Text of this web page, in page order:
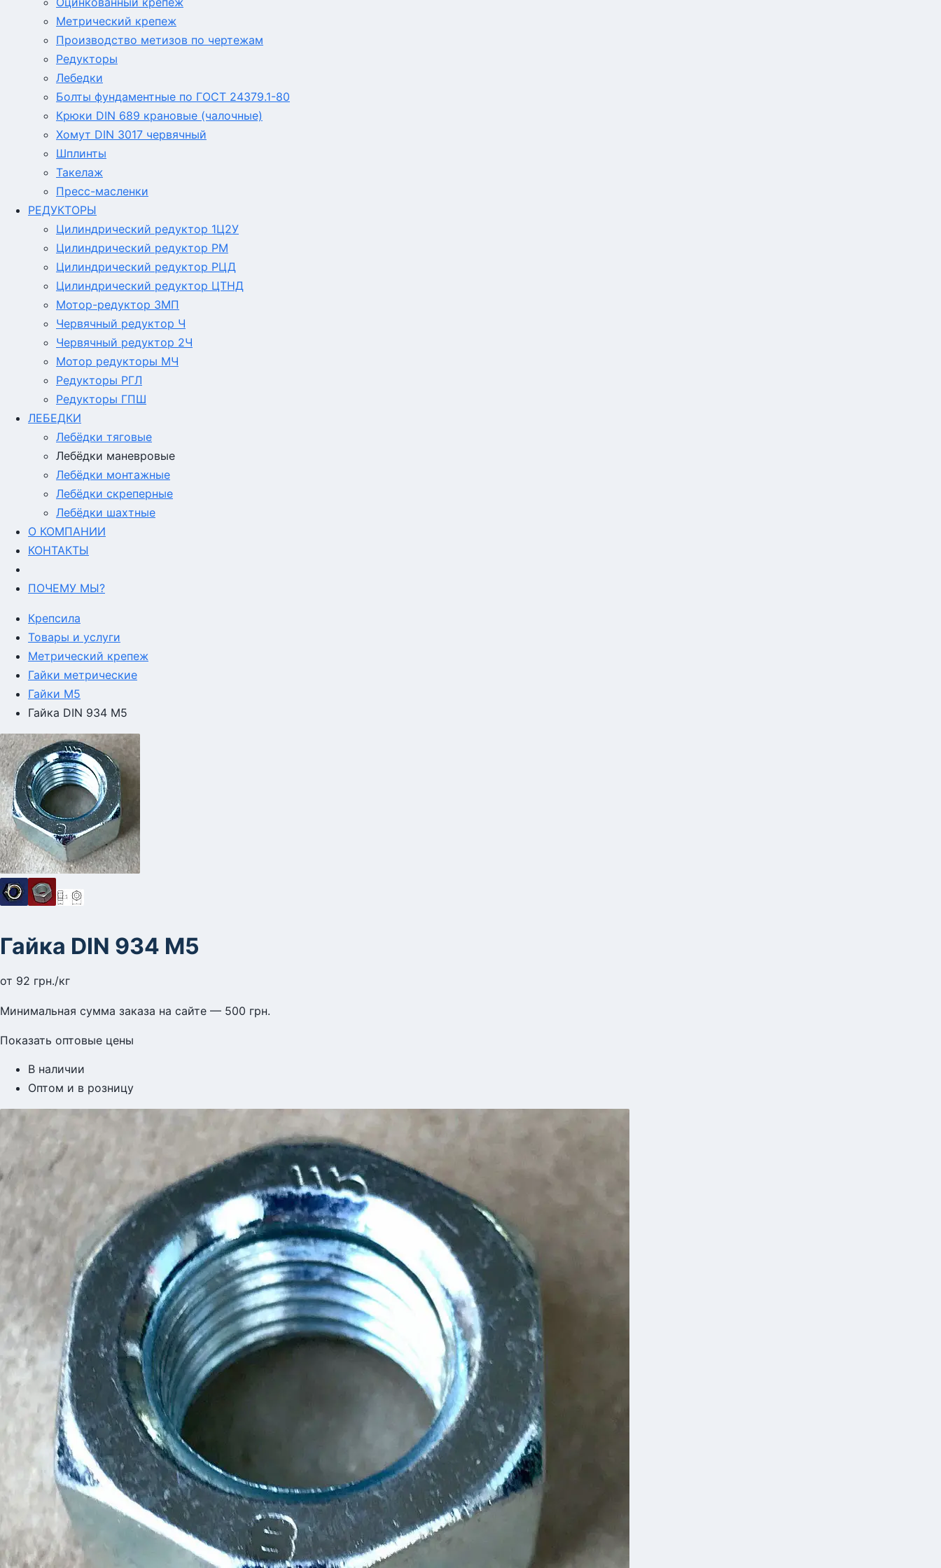
Метрический крепеж
Производство метизов по чертежам
Редукторы
Лебедки
Болты фундаментные по ГОСТ 24379.1-80
Крюки DIN 689 крановые (чалочные)
Хомут DIN 3017 червячный
Шплинты
Такелаж
Пресс-масленки
РЕДУКТОРЫ
Цилиндрический редуктор 1Ц2У
Цилиндрический редуктор РМ
Цилиндрический редуктор РЦД
Цилиндрический редуктор ЦТНД
Мотор-редуктор 3МП
Червячный редуктор Ч
Червячный редуктор 2Ч
Мотор редукторы МЧ
Редукторы РГЛ
Редукторы ГПШ
ЛЕБЕДКИ
Лебёдки тяговые
Лебёдки маневровые
Лебёдки монтажные
Лебёдки скреперные
Лебёдки шахтные
О КОМПАНИИ
КОНТАКТЫ
ПОЧЕМУ МЫ?
Крепсила
Товары и услуги
Метрический крепеж
Гайки метрические
Гайки М5
Гайка DIN 934 M5
Гайка DIN 934 M5
от 92 грн./кг
Минимальная сумма заказа на сайте — 500 грн.
Показать оптовые цены
В наличии
Оптом и в розницу